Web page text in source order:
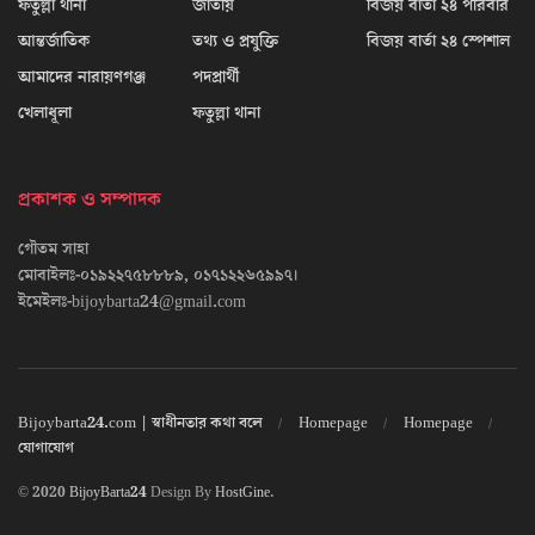
ফতুল্লা থানা
আন্তর্জাতিক
আমাদের নারায়ণগঞ্জ
খেলাধূলা
জাতীয়
তথ্য ও প্রযুক্তি
পদপ্রার্থী
ফতুল্লা থানা
বিজয় বার্তা ২৪ পরিবার
বিজয় বার্তা ২৪ স্পেশাল
প্রকাশক ও সম্পাদক
গৌতম সাহা
মোবাইলঃ-০১৯২২৭৫৮৮৮৯, ০১৭১২২৬৫৯৯৭।
ইমেইলঃ-bijoybarta24@gmail.com
Bijoybarta24.com | স্বাধীনতার কথা বলে Homepage
Homepage
যোগাযোগ
© 2020BijoyBarta24Design ByHostGine.